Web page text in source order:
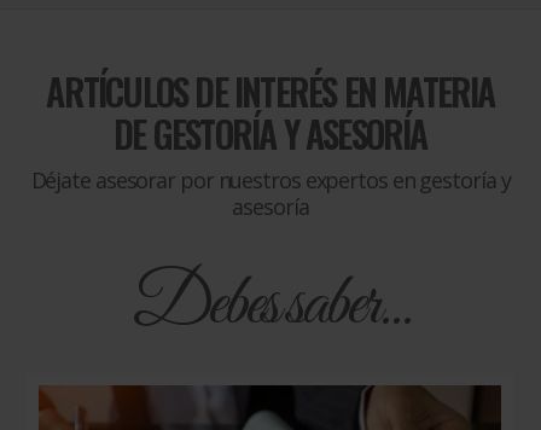
ARTÍCULOS DE INTERÉS EN MATERIA
DEGESTORÍA Y ASESORÍA
Déjate asesorar por nuestros expertos en gestoría y
asesoría
Debes saber...